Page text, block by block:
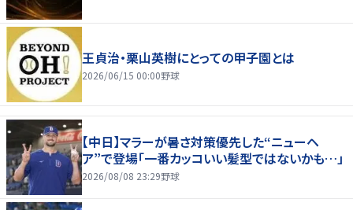
王貞治・栗山英樹にとっての甲子園とは
2026/06/15 00:00野球
【中日】マラーが暑さ対策優先した“ニューヘ
ア”で登場「一番カッコいい髪型ではないかも…」
2026/08/08 23:29野球